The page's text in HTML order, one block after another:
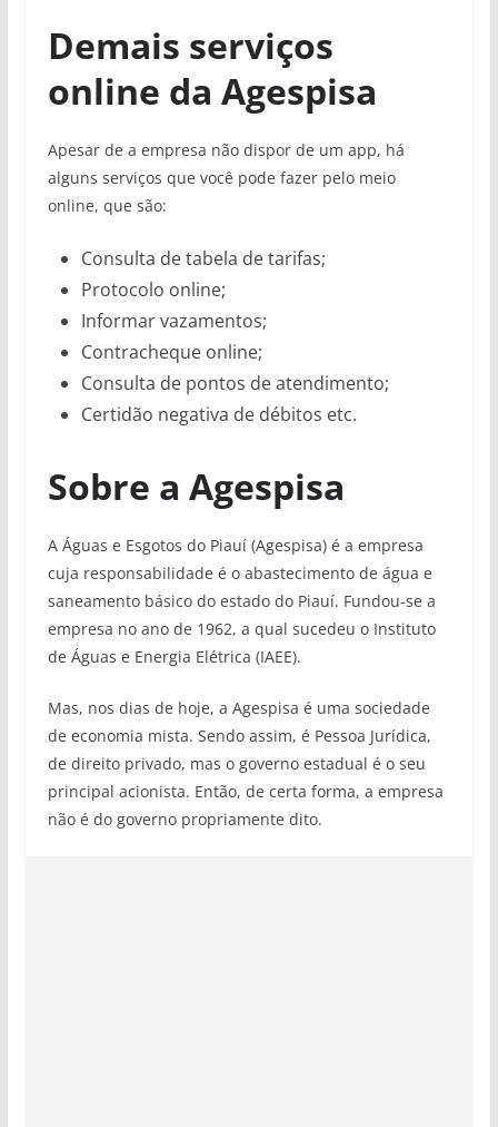
Demais serviços
online da Agespisa
Apesar de a empresa não dispor de um app, há
alguns serviços que você pode fazer pelo meio
online, que são:
Consulta de tabela de tarifas;
Protocolo online;
Informar vazamentos;
Contracheque online;
Consulta de pontos de atendimento;
Certidão negativa de débitos etc.
Sobre a Agespisa
A Águas e Esgotos do Piauí (Agespisa) é a empresa
cuja responsabilidade é o abastecimento de água e
saneamento básico do estado do Piauí. Fundou-se a
empresa no ano de 1962, a qual sucedeu o Instituto
de Águas e Energia Elétrica (IAEE).
Mas, nos dias de hoje, a Agespisa é uma sociedade
de economia mista. Sendo assim, é Pessoa Jurídica,
de direito privado, mas o governo estadual é o seu
principal acionista. Então, de certa forma, a empresa
não é do governo propriamente dito.